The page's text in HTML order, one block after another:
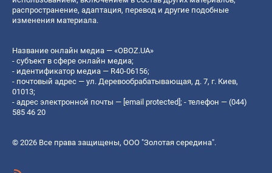
распространение, адаптация, перевод и другие подобные
изменения материала.
Название онлайн медиа — «OBOZ.UA»
- субъект в сфере онлайн медиа;
- идентификатор медиа — R40-06156;
- почтовый адрес — ул. Деревообрабатывающая, д. 7, г. Киев,
01013;
- адрес электронной почты — [email protected] ; - телефон — (044)
585 46 20
© 2026 Все права защищены, ООО "Золотая середина".